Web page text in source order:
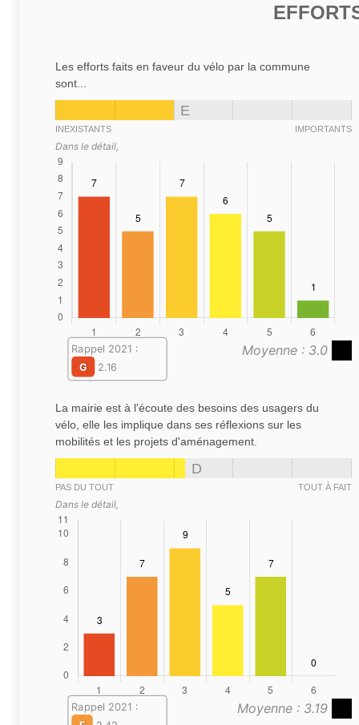
Les efforts faits en faveur du vélo par la commune
sont...
E
INEXISTANTS IMPORTANTS
Dans le détail,
Moyenne : 3.0
Rappel 2021 :
G
2.16
La mairie est à l'écoute des besoins des usagers du
vélo, elle les implique dans ses réflexions sur les
mobilités et les projets d'aménagement.
D
PAS DU TOUT TOUT À FAIT
Dans le détail,
Moyenne : 3.19
Rappel 2021 :